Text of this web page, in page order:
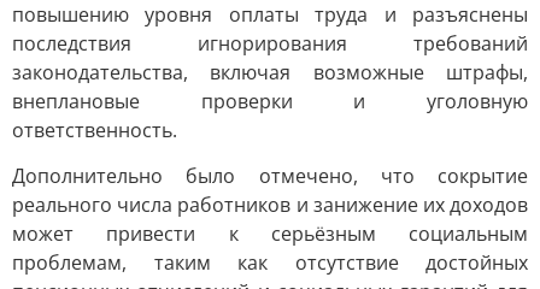
повышению уровня оплаты труда и разъяснены
последствия игнорирования требований
законодательства, включая возможные штрафы,
внеплановые проверки и уголовную
ответственность.
Дополнительно было отмечено, что сокрытие
реального числа работников и занижение их доходов
может привести к серьёзным социальным
проблемам, таким как отсутствие достойных